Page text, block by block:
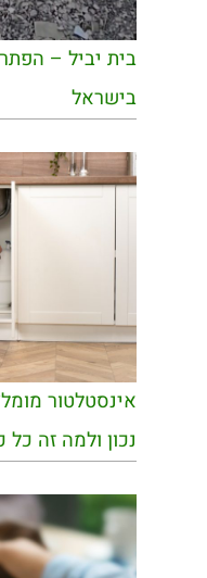
בית יביל –
בישראל
אינסטלטור
נכון ולמה זה